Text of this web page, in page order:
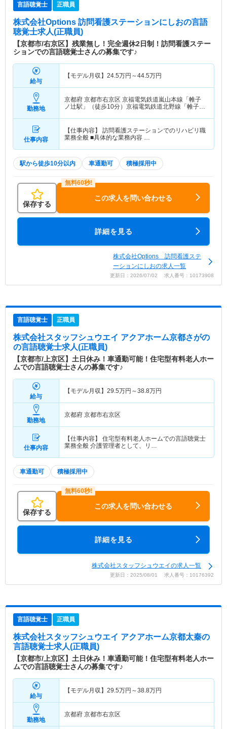
言語聴覚士 正職員
株式会社Options 訪問看護ステーションにしおの言語
聴覚士求人(正職員)
【京都市/右京区】残業無し！完全週休2日制！訪問看護ステー
ションでの言語聴覚士さんの募集です♪
給与
【モデル月収】 24.5万円～44.5万円
勤務地
京都府 京都市右京区 京福電気鉄道嵐山本線「帷子
ノ辻駅」（徒歩10分）京福電気鉄道北野線「帷子ノ
仕事内容
【仕事内容】 訪問看護ステーションでのリハビリ職
業務全般 ■具体的な業務内容 …
駅から徒歩10分以内 車通勤可 積極採用中
保存する
この求人を問い合わせる
詳細を見る
株式会社Options 訪問看護ステ
ーションにしおの求人一覧
更新日：2026/07/02 求人番号：10173908
言語聴覚士 正職員
株式会社スタッフシュウエイ アクアホーム京都さがの
の言語聴覚士求人(正職員)
【京都市/上京区】土日休み！車通勤可能！住宅型有料老人ホー
ムでの言語聴覚士さんの募集です♪
給与
【モデル月収】 29.5万円～38.8万円
勤務地
京都府 京都市右京区
仕事内容
【仕事内容】 住宅型有料老人ホームでの言語聴覚士
業務全般 介護管理者として、リ…
車通勤可 積極採用中
保存する
この求人を問い合わせる
詳細を見る
株式会社スタッフシュウエイの求人一覧
更新日：2025/08/01 求人番号：10176392
言語聴覚士 正職員
株式会社スタッフシュウエイ アクアホーム京都太秦の
言語聴覚士求人(正職員)
【京都市/上京区】土日休み！車通勤可能！住宅型有料老人ホー
ムでの言語聴覚士さんの募集です♪
給与
【モデル月収】 29.5万円～38.8万円
勤務地
京都府 京都市右京区